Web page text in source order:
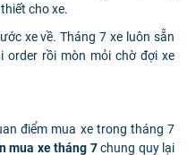
cho xe.
xe về. Tháng 7 xe luôn sẵn
order rồi mòn mỏi chờ đợi xe
điểm mua xe trong tháng 7
mua xe tháng 7chung quy lại